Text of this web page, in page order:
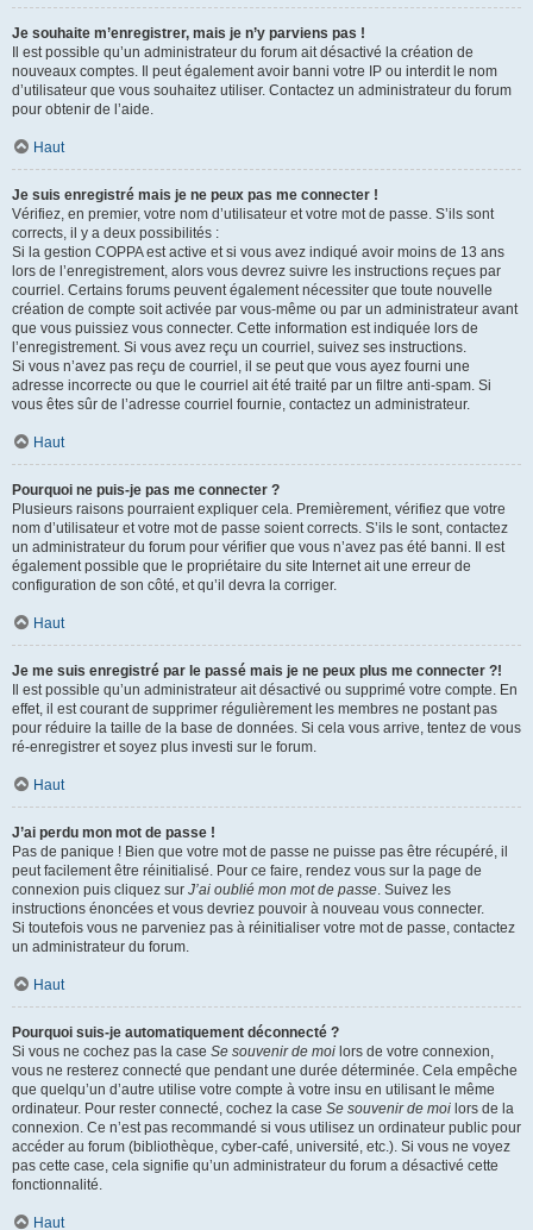
Je souhaite m’enregistrer, mais je n’y parviens pas !
Il est possible qu’un administrateur du forum ait désactivé la création de
nouveaux comptes. Il peut également avoir banni votre IP ou interdit le nom
d’utilisateur que vous souhaitez utiliser. Contactez un administrateur du forum
pour obtenir de l’aide.
Haut
Je suis enregistré mais je ne peux pas me connecter !
Vérifiez, en premier, votre nom d’utilisateur et votre mot de passe. S’ils sont
corrects, il y a deux possibilités :
Si la gestion COPPA est active et si vous avez indiqué avoir moins de 13 ans
lors de l’enregistrement, alors vous devrez suivre les instructions reçues par
courriel. Certains forums peuvent également nécessiter que toute nouvelle
création de compte soit activée par vous-même ou par un administrateur avant
que vous puissiez vous connecter. Cette information est indiquée lors de
l’enregistrement. Si vous avez reçu un courriel, suivez ses instructions.
Si vous n’avez pas reçu de courriel, il se peut que vous ayez fourni une
adresse incorrecte ou que le courriel ait été traité par un filtre anti-spam. Si
vous êtes sûr de l’adresse courriel fournie, contactez un administrateur.
Haut
Pourquoi ne puis-je pas me connecter ?
Plusieurs raisons pourraient expliquer cela. Premièrement, vérifiez que votre
nom d’utilisateur et votre mot de passe soient corrects. S’ils le sont, contactez
un administrateur du forum pour vérifier que vous n’avez pas été banni. Il est
également possible que le propriétaire du site Internet ait une erreur de
configuration de son côté, et qu’il devra la corriger.
Haut
Je me suis enregistré par le passé mais je ne peux plus me connecter ?!
Il est possible qu’un administrateur ait désactivé ou supprimé votre compte. En
effet, il est courant de supprimer régulièrement les membres ne postant pas
pour réduire la taille de la base de données. Si cela vous arrive, tentez de vous
ré-enregistrer et soyez plus investi sur le forum.
Haut
J’ai perdu mon mot de passe !
Pas de panique ! Bien que votre mot de passe ne puisse pas être récupéré, il
peut facilement être réinitialisé. Pour ce faire, rendez vous sur la page de
connexion puis cliquez sur J’ai oublié mon mot de passe. Suivez les
instructions énoncées et vous devriez pouvoir à nouveau vous connecter.
Si toutefois vous ne parveniez pas à réinitialiser votre mot de passe, contactez
un administrateur du forum.
Haut
Pourquoi suis-je automatiquement déconnecté ?
Si vous ne cochez pas la case Se souvenir de moi lors de votre connexion,
vous ne resterez connecté que pendant une durée déterminée. Cela empêche
que quelqu’un d’autre utilise votre compte à votre insu en utilisant le même
ordinateur. Pour rester connecté, cochez la case Se souvenir de moi lors de la
connexion. Ce n’est pas recommandé si vous utilisez un ordinateur public pour
accéder au forum (bibliothèque, cyber-café, université, etc.). Si vous ne voyez
pas cette case, cela signifie qu’un administrateur du forum a désactivé cette
fonctionnalité.
Haut